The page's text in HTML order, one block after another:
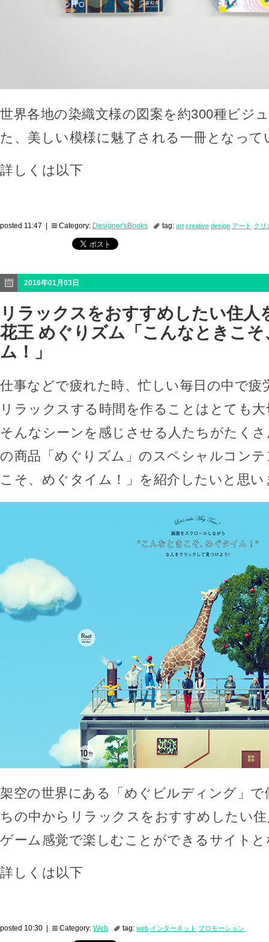
世界各地の染織文様の図案を約300種ビジ
た、美しい模様に魅了される一冊となって
詳しくは以下
posted 11:47 | Category: Designer'sBooks tag: art creative design アート クリ
2016年01月03日
リラックスをおすすめしたい住人
花王 めぐりズム「こんなときこ
ム！」
仕事などで疲れた時、忙しい毎日の中で疲
リラックスする時間を作ることはとても
そんなシーンを感じさせる人たちがたく
の商品「めぐりズム」のスペシャルコン
こそ、めぐタイム！」を紹介したいと思い
架空の世界にある「めぐビルディング」
ちの中からリラックスをおすすめしたい
ゲーム感覚で楽しむことができるサイト
詳しくは以下
posted 10:30 | Category: Web tag: web インターネット プロモーション